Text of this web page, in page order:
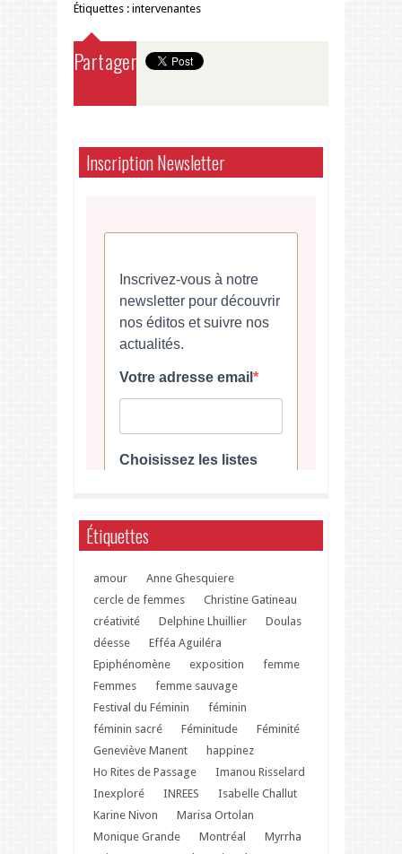
Étiquettes : intervenantes
Partager
Inscription Newsletter
Étiquettes
amour
Anne Ghesquiere
cercle de femmes
Christine Gatineau
créativité
Delphine Lhuillier
Doulas
déesse
Efféa Aguiléra
Epiphénomène
exposition
femme
Femmes
femme sauvage
Festival du Féminin
féminin
féminin sacré
Féminitude
Féminité
Geneviève Manent
happinez
Ho Rites de Passage
Imanou Risselard
Inexploré
INREES
Isabelle Challut
Karine Nivon
Marisa Ortolan
Monique Grande
Montréal
Myrrha